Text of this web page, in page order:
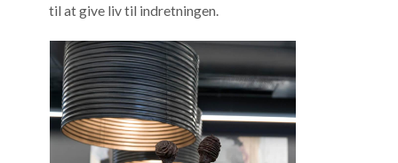
til at give liv til indretningen.